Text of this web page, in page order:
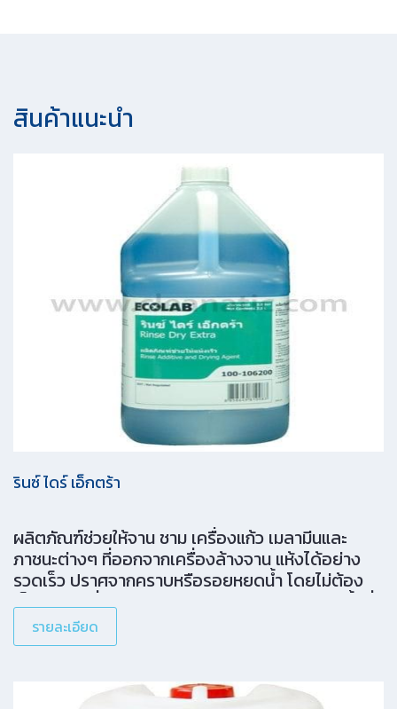
สินค้าแนะนํา
รินซ์ ไดร์ เอ็กตร้า
ผลิตภัณฑ์ช่วยให้จาน ชาม เครื่องแก้ว เมลามีนและ
ภาชนะต่างๆ ที่ออกจากเครื่องล้างจาน แห้งได้อย่าง
รวดเร็ว ปราศจากคราบหรือรอยหยดน้ำ โดยไม่ต้อง
เช็ดด้วยผ้าซึ่งช่วยประหยัดเวลาในการทำงานและพื้นที่
ในการจัดเก็บภาชนะ
รายละเอียด